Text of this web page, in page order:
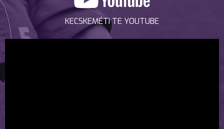
KECSKEMÉTI TE YOUTUBE